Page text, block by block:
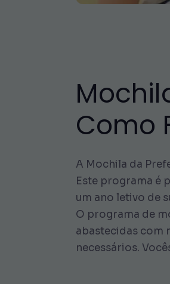
Como
A Mochila da
Este programa é
um ano letivo de
O programa de
abastecidas com
necessários.